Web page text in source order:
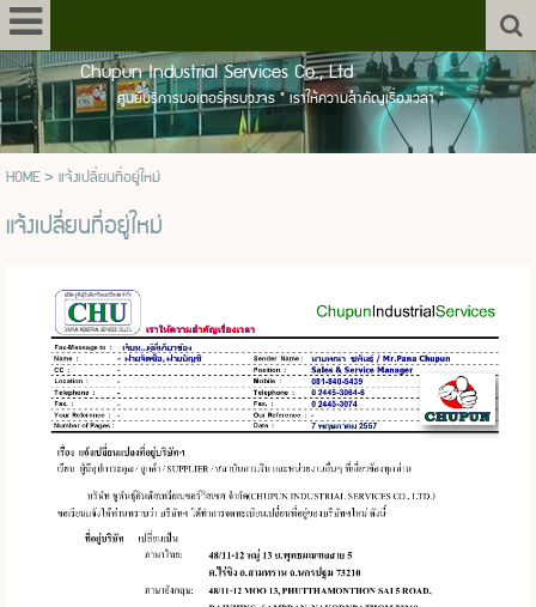
Chupun Industrial Services Co., Ltd
ศูนย์บริการมอเตอร์ครบวงจร " เราให้ความสำคัญเรื่องเวลา "
HOME> แจ้งเปลี่ยนที่อยู่ใหม่
แจ้งเปลี่ยนที่อยู่ใหม่